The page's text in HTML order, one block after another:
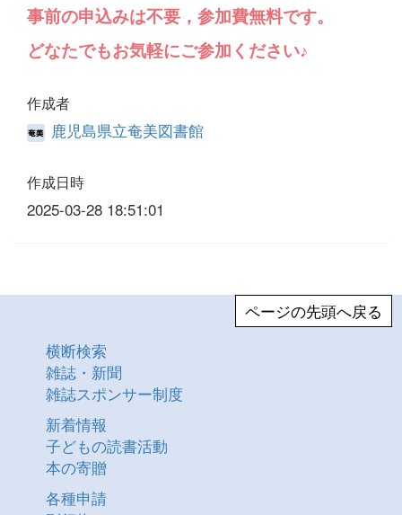
事前の申込みは不要，参加費無料です。
どなたでもお気軽にご参加ください♪
作成者
鹿児島県立奄美図書館
作成日時
2025-03-28 18:51:01
ページの先頭へ戻る
横断検索
雑誌・新聞
雑誌スポンサー制度
新着情報
子どもの読書活動
本の寄贈
各種申請